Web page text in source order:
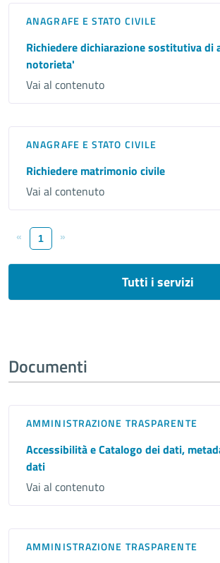
ANAGRAFE E STATO CIVILE
Richiedere dichiarazione sostitutiva di
notorieta'
Vai al contenuto
ANAGRAFE E STATO CIVILE
Richiedere matrimonio civile
Vai al contenuto
« 1 »
Tutti i servizi
Documenti
AMMINISTRAZIONE TRASPARENTE
Accessibilità e Catalogo dei dati,
dati
Vai al contenuto
AMMINISTRAZIONE TRASPARENTE